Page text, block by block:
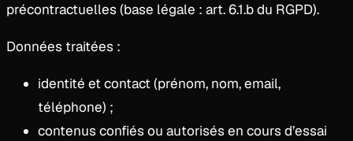
précontractuelles (base légale : art. 6.1.b du RGPD).
Données traitées :
identité et contact (prénom, nom, email,
téléphone) ;
contenus confiés ou autorisés en cours d’essai